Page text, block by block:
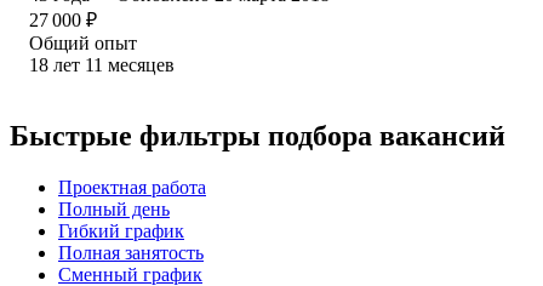
27 000 ₽
Общий опыт
18 лет 11 месяцев
Быстрые фильтры подбора вакансий
Проектная работа
Полный день
Гибкий график
Полная занятость
Сменный график